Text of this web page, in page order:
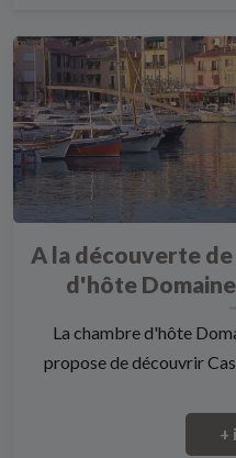
A la découverte de
d'hôte
La chambre d'hôte
propose de découvrir
+